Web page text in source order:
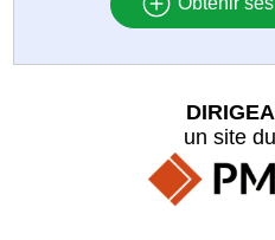
un site